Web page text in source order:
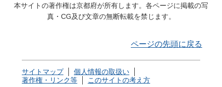
本サイトの著作権は京都府が所有します。各ページに掲載の写
真・CG及び文章の無断転載を禁じます。
ページの先頭に戻る
サイトマップ
個人情報の取扱い
著作権・リンク等
このサイトの考え方